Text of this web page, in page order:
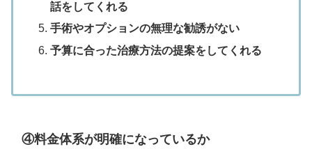
話をしてくれる
手術やオプションの無理な勧誘がない
予算に合った治療方法の提案をしてくれる
④料金体系が明確になっているか